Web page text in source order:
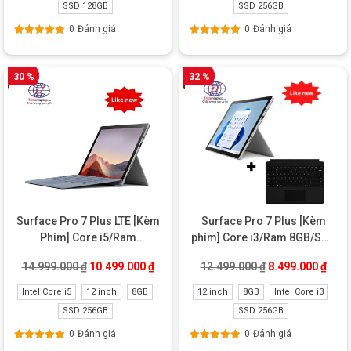
Chuyển đổi từ máy tính bảng thành máy tính xách tay với Chân
đế tích hợp và Nắp đậy loại có thể tháo rời.
Microsoft Surface Pro 7 i7 và phụ kiện
Nhiều kết nối hơn với Surface Pro 7 Core i7
Giờ đây với cả USB-C® và USB-A
Kết nối với nhiều màn hình, đế cắm và hơn thế nữa
SSD 128GB
0 Đánh giá
SSD 256GB
0 Đánh giá
30 %
Surface Pro 7 Plus LTE [Kèm
Phím] Core i5/Ram
14.999.000₫ Giá gốc là: 14.999.000 ₫.
10.499.000₫Giá hiện tại là: 10.499.000 ₫.
Intel Core i5 12 inch
8GB
SSD 256GB
0 Đánh giá
32 %
Surface Pro 7 Plus [Kèm
phím] Core i3/Ram 8GB/SSD
12.499.000₫ Giá gốc là:
8.499.000₫Giá
12 inch 8GB
Intel Core i3
SSD 256GB
0 Đánh giá